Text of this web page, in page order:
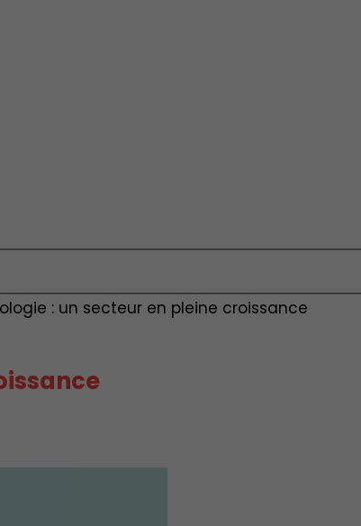
: un secteur en pleine croissance